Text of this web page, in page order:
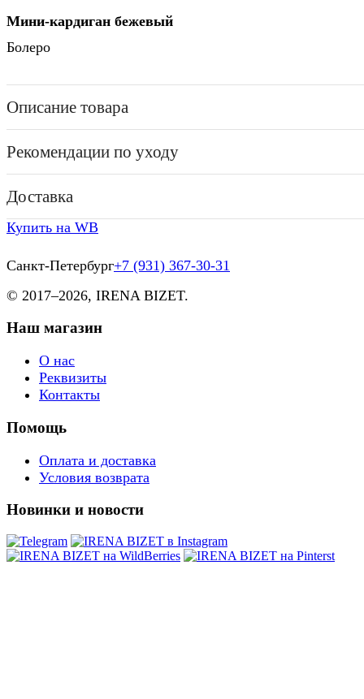
Мини-кардиган бежевый
Болеро
Описание товара
Рекомендации по уходу
Доставка
Купить на WB
Санкт-Петербург+7 (931) 367-30-31
© 2017–2026, IRENA BIZET.
Наш магазин
О нас
Реквизиты
Контакты
Помощь
Оплата и доставка
Условия возврата
Новинки и новости